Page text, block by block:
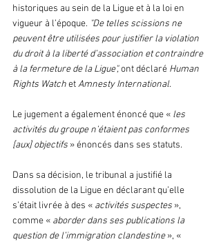
historiques au sein de la Ligue et à la loi en
vigueur à l’époque. "De telles scissions ne
peuvent être utilisées pour justifier la violation
du droit à la liberté d’association et contraindre
à la fermeture de la Ligue", ont déclaré Human
Rights Watch et Amnesty International.
Le jugement a également énoncé que « les
activités du groupe n’étaient pas conformes
[aux] objectifs » énoncés dans ses statuts.
Dans sa décision, le tribunal a justifié la
dissolution de la Ligue en déclarant qu’elle
s’était livrée à des « activités suspectes »,
comme « aborder dans ses publications la
question de l’immigration clandestine », «